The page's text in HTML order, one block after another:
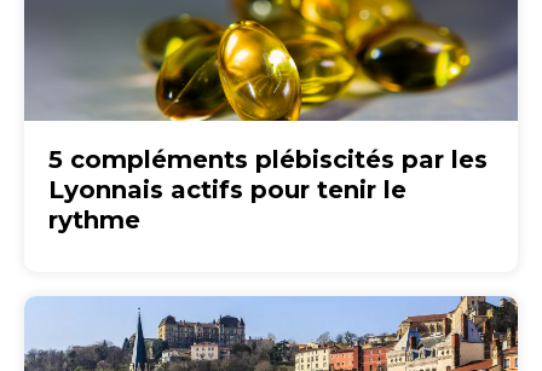
5 compléments plébiscités par les
Lyonnais actifs pour tenir le
rythme